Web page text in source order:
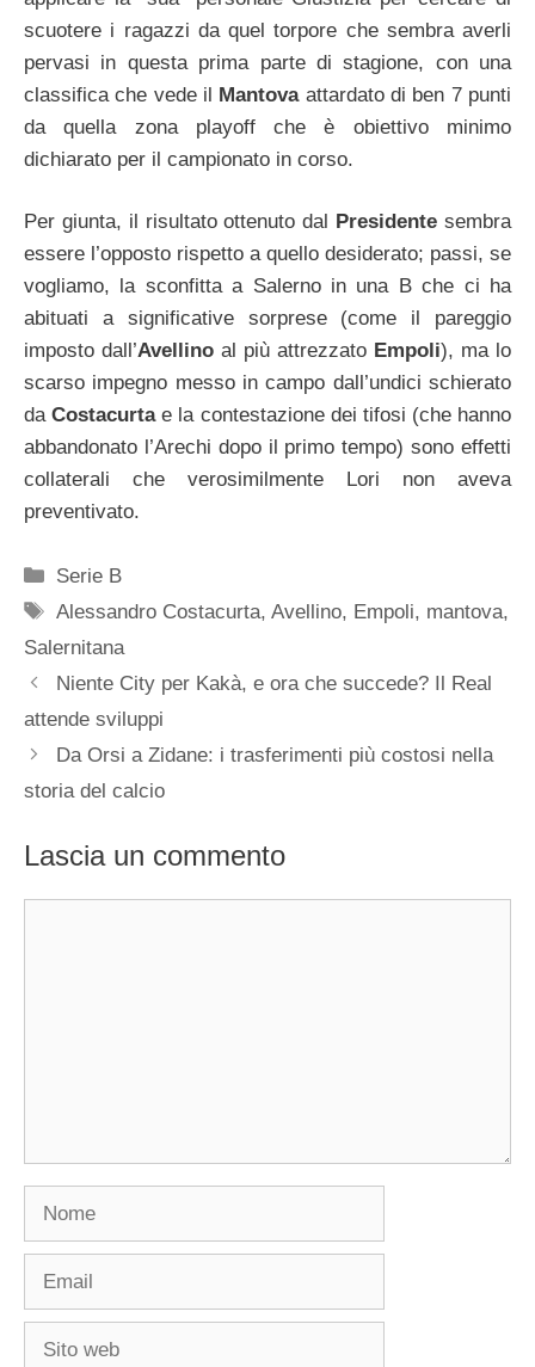
scuotere i ragazzi da quel torpore che sembra averli
pervasi in questa prima parte di stagione, con una
classifica che vede il Mantovaattardato di ben 7 punti
da quella zona playoff che è obiettivo minimo
dichiarato per il campionato in corso.
Per giunta, il risultato ottenuto dal Presidentesembra
essere l’opposto rispetto a quello desiderato; passi, se
vogliamo, la sconfitta a Salerno in una B che ci ha
abituati a significative sorprese (come il pareggio
imposto dall’Avellino al più attrezzato Empoli), ma lo
scarso impegno messo in campo dall’undici schierato
daCostacurtae la contestazione dei tifosi (che hanno
abbandonato l’Arechi dopo il primo tempo) sono effetti
collaterali che verosimilmente Lori non aveva
preventivato.
Categorie
Serie B
Tag
Alessandro Costacurta,Avellino, Empoli, mantova,
Salernitana
Niente City per Kakà, e ora che succede? Il Real
attende sviluppi
Da Orsi a Zidane: i trasferimenti più costosi nella
storia del calcio
Lascia un commento
Nome
Email
Sito